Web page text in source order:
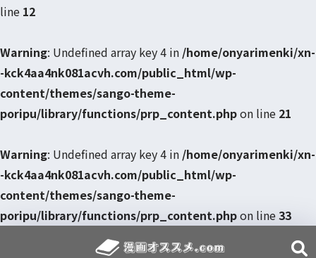
line 12
Warning: Undefined array key 4 in /home/onyarimenki/xn-
-kck4aa4nk081acvh.com/public_html/wp-
content/themes/sango-theme-
poripu/library/functions/prp_content.phpon line 21
Warning: Undefined array key 4 in /home/onyarimenki/xn-
-kck4aa4nk081acvh.com/public_html/wp-
content/themes/sango-theme-
poripu/library/functions/prp_content.phpon line33